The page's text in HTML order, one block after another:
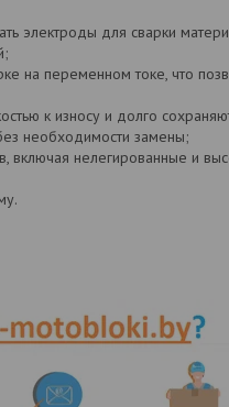
электроды для сварки
на переменном токе, что
к износу и долго
необходимости замены;
включая нелегированные и